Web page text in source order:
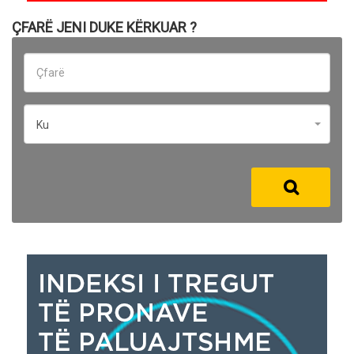
ÇFARË JENI DUKE KËRKUAR ?
Ku